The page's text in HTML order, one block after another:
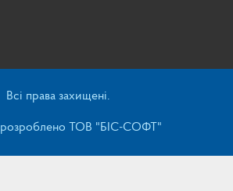
Всі права захищені.
розроблено ТОВ "БІС-СОФТ"